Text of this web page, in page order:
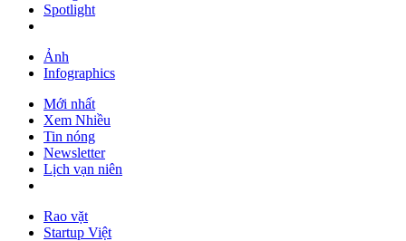
Spotlight
Ảnh
Infographics
Mới nhất
Xem Nhiều
Tin nóng
Newsletter
Lịch vạn niên
Rao vặt
Startup Việt